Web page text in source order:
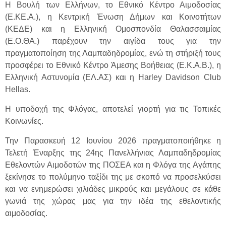
Η Βουλή των Ελλήνων, το Εθνικό Κέντρο Αιμοδοσίας
(E.KE.A.), η Κεντρική Ένωση Δήμων και Κοινοτήτων
(ΚΕΔΕ) και η Ελληνική Ομοσπονδία Θαλασσαιμίας
(Ε.Ο.ΘΑ.) παρέχουν την αιγίδα τους για την
πραγματοποίηση της Λαμπαδηδρομίας, ενώ τη στήριξή τους
προσφέρει το Εθνικό Κέντρο Άμεσης Βοήθειας (Ε.Κ.Α.Β.), η
Ελληνική Αστυνομία (ΕΛ.ΑΣ) και η Harley Davidson Club
Hellas.
Η υποδοχή της Φλόγας, αποτελεί γιορτή για τις Τοπικές
Κοινωνίες.
Την Παρασκευή 12 Ιουνίου 2026 πραγματοποιήθηκε η
Τελετή Έναρξης της 24ης Πανελλήνιας Λαμπαδηδρομίας
Εθελοντών Αιμοδοτών της ΠΟΣΕΑ και η Φλόγα της Αγάπης
ξεκίνησε το πολύμηνο ταξίδι της με σκοπό να προσελκύσει
και να ενημερώσει χιλιάδες μικρούς και μεγάλους σε κάθε
γωνιά της χώρας μας για την ιδέα της εθελοντικής
αιμοδοσίας.